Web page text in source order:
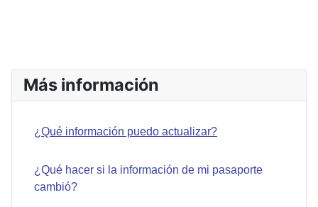
Más información
¿Qué información puedo actualizar?
¿Qué hacer si la información de mi pasaporte
cambió?